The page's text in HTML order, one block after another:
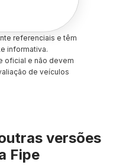
referenciais e têm
informativa.
oficial e não devem
de veículos
versões
Fipe